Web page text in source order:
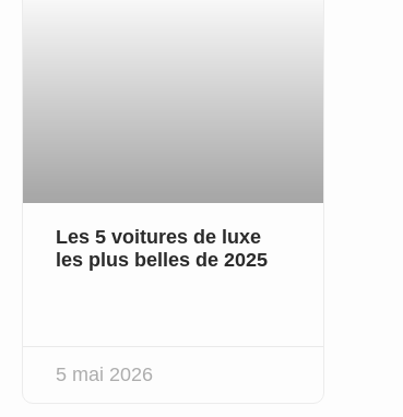
Les 5 voitures de luxe
les plus belles de 2025
5 mai 2026